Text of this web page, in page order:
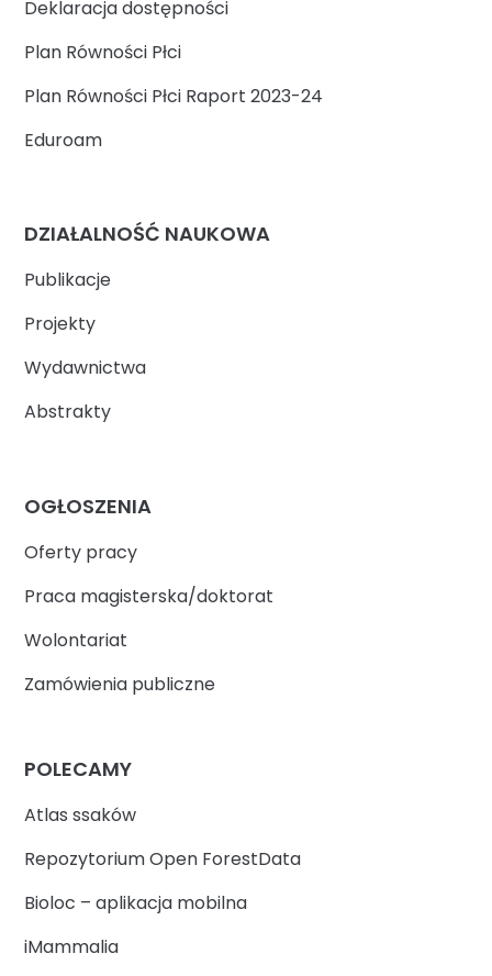
Deklaracja dostępności
Plan Równości Płci
Plan Równości Płci Raport 2023-24
Eduroam
DZIAŁALNOŚĆ NAUKOWA
Publikacje
Projekty
Wydawnictwa
Abstrakty
OGŁOSZENIA
Oferty pracy
Praca magisterska/doktorat
Wolontariat
Zamówienia publiczne
POLECAMY
Atlas ssaków
Repozytorium Open ForestData
Bioloc – aplikacja mobilna
iMammalia